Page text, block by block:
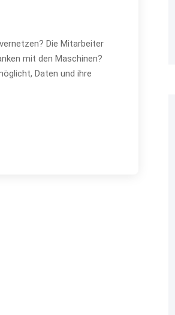
Die Mitarbeiter
mit den Maschinen?
Daten und ihre